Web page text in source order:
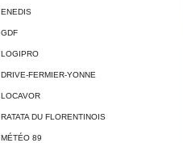
ENEDIS
GDF
LOGIPRO
DRIVE-FERMIER-YONNE
LOCAVOR
RATATA DU FLORENTINOIS
MÉTÉO 89